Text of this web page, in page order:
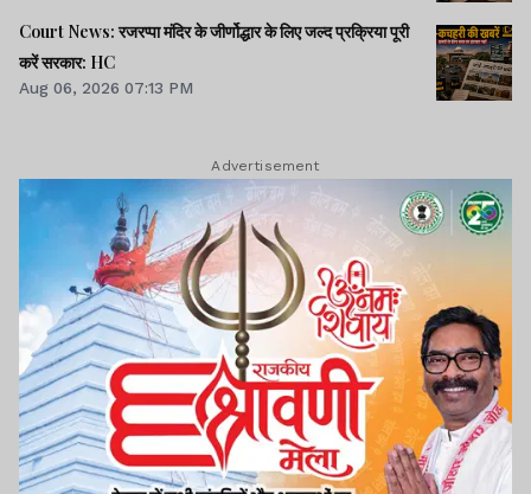
Court News: रजरप्पा मंदिर के जीर्णोद्धार के लिए जल्द प्रक्रिया पूरी
करें सरकार: HC
Aug 06, 2026 07:13 PM
Advertisement